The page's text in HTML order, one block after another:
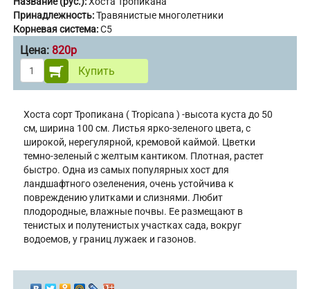
Принадлежность:Травянистые многолетники
Корневая система:С5
Цена: 820р
Купить
Хоста сорт Тропикана ( Tropicana ) -высота куста до 50
см, ширина 100 см. Листья ярко-зеленого цвета, с
широкой, нерегулярной, кремовой каймой. Цветки
темно-зеленый с желтым кантиком. Плотная, растет
быстро. Одна из самых популярных хост для
ландшафтного озеленения, очень устойчива к
повреждению улитками и слизнями. Любит
плодородные, влажные почвы. Ее размещают в
тенистых и полутенистых участках сада, вокруг
водоемов, у границ лужаек и газонов.